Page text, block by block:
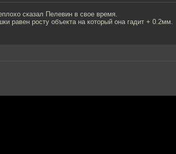
сказал Пелевин в свое время.
равен росту объекта на который она гадит + 0.2мм.